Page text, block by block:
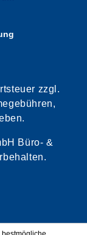
zzgl.
Büro- &